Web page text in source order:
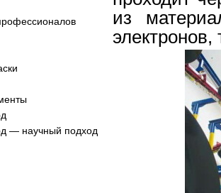
— научный подход
из
электронов,